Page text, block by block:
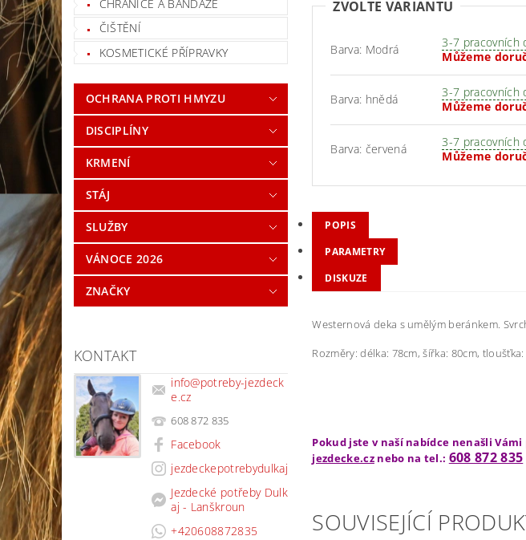
CHRÁNIČE A BANDÁŽE
ČIŠTĚNÍ
KOSMETICKÉ PŘÍPRAVKY
OCHRANA PROTI HMYZU
DISCIPLÍNY
KRMENÍ
STÁJ
SLUŽBY
VÁNOCE 2026
ZNAČKY
KONTAKT
info@potreby-jezdeck
e.cz
608 872 835
Facebook
jezdeckepotrebydulkaj
Jezdecké potřeby Dulk
aj - Lanškroun
+420608872835
ZVOLTE VARIANTU
Barva: Modrá
3-7 pracovních
Můžeme
Barva: hnědá
3-7 pracovních
Můžeme
Barva: červená
3-7 pracovních
Můžeme
POPIS
PARAMETRY
DISKUZE
Westernová deka s umělým beránkem.
Rozměry: délka: 78cm, šířka: 80cm, tloušťka:
Pokud jste v naší nabídce nenašli
jezdecke.cznebo na tel.: 608 872 835
SOUVISEJÍCÍ